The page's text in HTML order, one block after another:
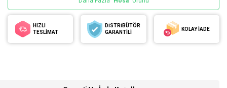
HIZLI
TESLİMAT
DİSTRİBÜTÖR
GARANTİLİ
KOLAY İADE